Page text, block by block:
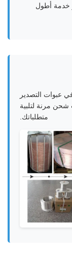
خدمة أطول
عبوات التصدير
شحن مرنة لتلبية
متطلباتك.